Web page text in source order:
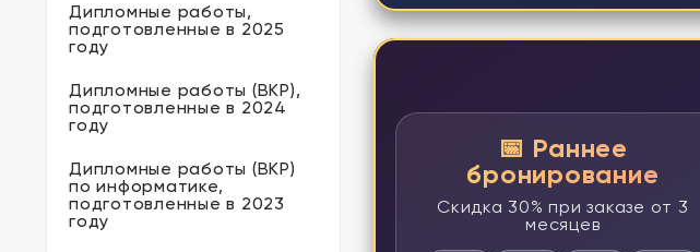
Дипломные работы,
подготовленные в 2025
году
Дипломные работы (ВКР),
подготовленные в 2024
году
Дипломные работы (ВКР)
по информатике,
подготовленные в 2023
году
📅 Раннее
бронирование
Скидка 30% при заказе от 3
месяцев